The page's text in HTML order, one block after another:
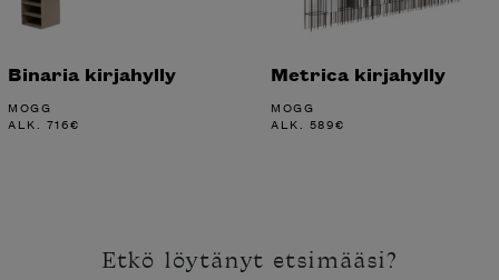
Binaria kirjahylly
MOGG
ALK. 716€
Metrica kirjahylly
MOGG
ALK. 589€
Etkö löytänyt etsimääsi?